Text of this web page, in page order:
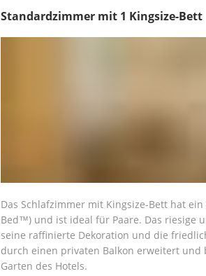
Standardzimmer mit 1 Kingsize-Bett
Das Schlafzimmer mit Kingsize-Bett hat
Bed™) und ist ideal für Paare. Das riesige
seine raffinierte Dekoration und die
durch einen privaten Balkon erweitert und
Garten des Hotels.